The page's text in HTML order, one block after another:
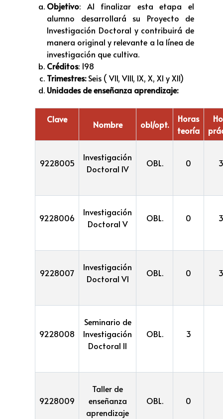
Objetivo: Al finalizar esta etapa el
alumno desarrollará su Proyecto de
Investigación Doctoral y contribuirá de
manera original y relevante a la línea de
investigación que cultiva.
Créditos: 198
Trimestres:Seis ( VII, VIII, IX, X, XI y XII)
Unidades de enseñanza aprendizaje:
Clave Nombre obl/opt.
Horas
teoría
9228005
Investigación
Doctoral IV
OBL. 0
9228006
Investigación
Doctoral V
OBL. 0
9228007
Investigación
Doctoral VI
OBL. 0
9228008
Seminario de
Investigación
Doctoral II
OBL. 3
9228009
Taller de
enseñanza
aprendizaje
OBL. 0